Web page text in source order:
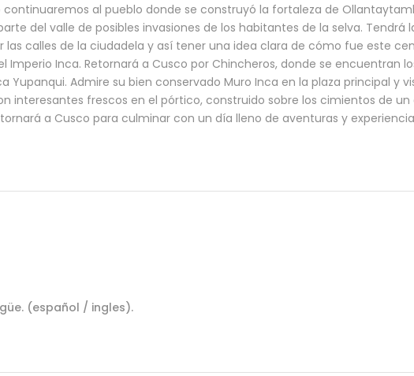
al pueblo donde se construyó la fortaleza de
del valle de posibles invasiones de los habitantes de la selva. Tendrá
las calles de la ciudadela y así tener una idea clara de cómo fue este
Imperio Inca. Retornará a Cusco por Chincheros, donde se encuentran
Yupanqui. Admire su bien conservado Muro Inca en la plaza principal y
interesantes frescos en el pórtico, construido sobre los cimientos de un
a Cusco para culminar con un día lleno de aventuras y
(español / ingles).